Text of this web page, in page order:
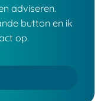
adviseren.
button en ik
op.